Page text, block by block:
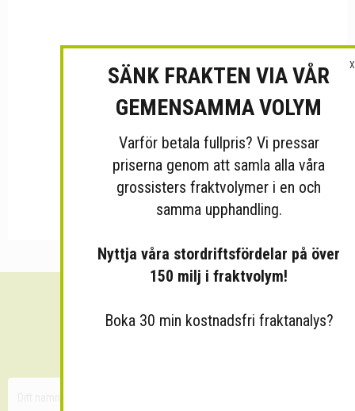
Sänk dina fraktkostnader!
X
SÄNK FRAKTEN VIA VÅR
GEMENSAMMA VOLYM
Varför betala fullpris? Vi pressar
priserna genom att samla alla våra
grossisters fraktvolymer i en och
samma upphandling.
Nyttja våra stordriftsfördelar på över
150 milj i fraktvolym!
Boka 30 min kostnadsfri fraktanalys?